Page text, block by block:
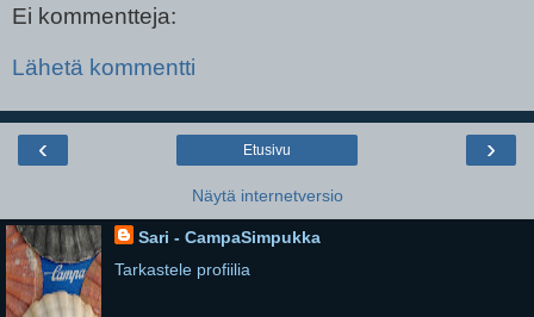
Ei kommentteja:
Lähetä kommentti
‹ ›
Etusivu
Näytä internetversio
Sari - CampaSimpukka
Tarkastele profiilia